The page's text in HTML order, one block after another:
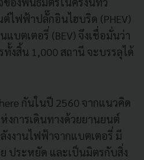
ไฟฟ้าปลั๊กอินไฮบริด (PHEV)
บตเตอรี่ (BEV) จึงเชื่อมั่นว่า
งสิ้น 1,000 สถานี จะบรรลุได้
กันในปี 2560 จากแนวคิด
งการเดินทางด้วยยานยนต์
งานไฟฟ้าจากแบตเตอรี่ มี
ประหยัด และเป็นมิตรกับสิ่ง